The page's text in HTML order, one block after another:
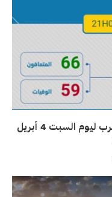
حصيلة تطورات الحالة الوبائية بالمغرب ليوم السبت 4 أبريل